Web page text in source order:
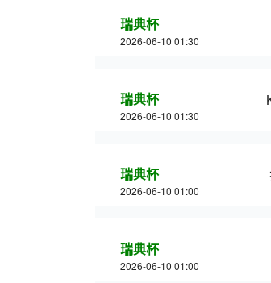
瑞典杯
2026-06-10 01:30
瑞典杯
2026-06-10 01:30
瑞典杯
2026-06-10 01:00
瑞典杯
2026-06-10 01:00